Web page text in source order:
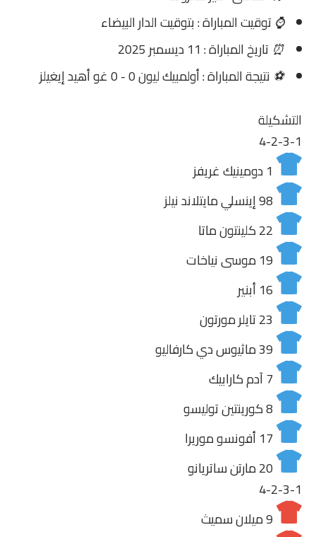
⌚توقيت المباراة : بتوقيت الدار البيضاء
⏰ تاريخ المباراة : 11 ديسمبر 2025
⚽ نتيجة المباراة : أولمبيك ليون 0 - 0 غو أهيد إيغيلز
التشكيلة
4-2-3-1
1دومينيك غريفز
98إينسلي مايتلاند نيلز
22كلينتون ماتا
19موسى نياخات
16أبنير
23تايلر مورتون
39ماثيوس دي كارفاليو
7آدم كارابيك
8كورينتين توليسو
17أفونسو موريرا
20مارتن ساتريانو
4-2-3-1
9ميلان سميث